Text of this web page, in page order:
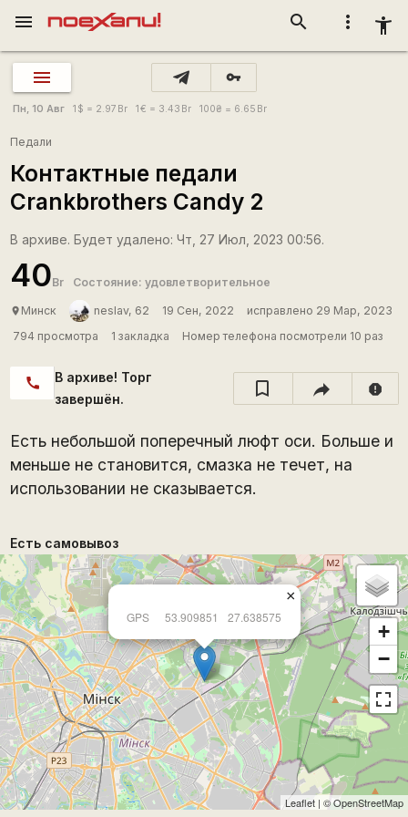
more_vert accessibility_new
search
menu
vpn_key
Пн, 10 Авг 1 $ = 2.97 Br 1€ = 3.43 Br 100₴ = 6.65 Br
Педали
Контактные педали
Crankbrothers Candy 2
В архиве. Будет удалено: Чт, 27 Июл, 2023 00:56.
40Br Состояние: удовлетворительное
place Минск neslav, 62 19 Сен, 2022
исправлено 29 Мар, 2023
794 просмотра
1 закладка Номер телефона посмотрели 10 раз
call
В архиве! Торг
завершён.
report
Есть небольшой поперечный люфт оси. Больше и
меньше не становится, смазка не течет, на
использовании не сказывается.
Есть самовывоз
GPS 53.909851 27.638575
×
+
−
Leaflet | ©OpenStreetMap